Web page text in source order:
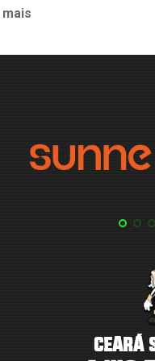
CEARÁ